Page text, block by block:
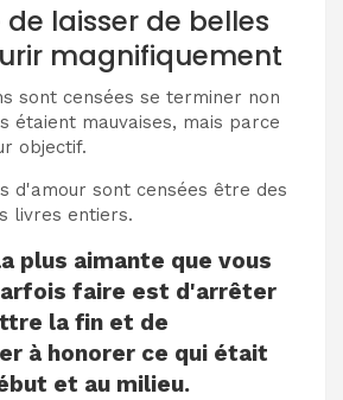
laisser de belles
magnifiquement
sont censées se terminer non
étaient mauvaises, mais parce
objectif.
d'amour sont censées être des
livres entiers.
plus aimante que vous
faire est d'arrêter
la fin et de
à honorer ce qui était
et au milieu.